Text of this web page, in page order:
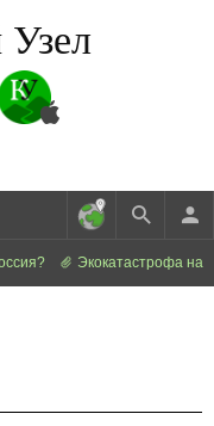
Узел
Экокатастрофа на